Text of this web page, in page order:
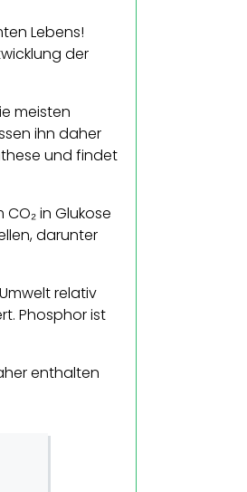
Lebens!
der
meisten
ihn daher
und findet
in Glukose
darunter
relativ
Phosphor ist
enthalten